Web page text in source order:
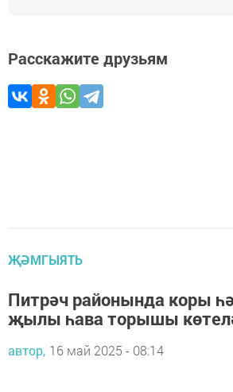
Расскажите друзьям
ҖӘМГЫЯТЬ
Питрәч районында коры
җылы һава торышы
автор, 16 май 2025 - 08:14